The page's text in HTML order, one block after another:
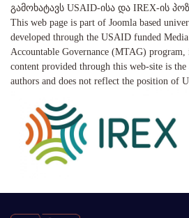
გამოხატავს USAID-ისა და IREX-ის
This web page is part of Joomla based
developed through the USAID funded
Accountable Governance (MTAG)
content provided through this web-site is
authors and does not reflect the position of